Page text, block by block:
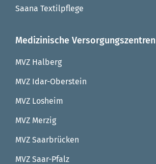
Saana Textilpflege
Medizinische Versorgungszentren
MVZ Halberg
MVZ Idar-Oberstein
MVZ Losheim
MVZ Merzig
MVZ Saarbrücken
MVZ Saar-Pfalz